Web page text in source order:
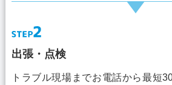
出張・点検
トラブル現場までお電話から最短